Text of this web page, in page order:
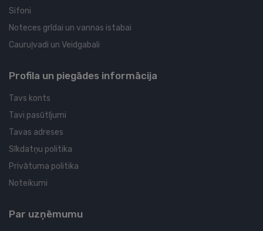
Sifoni
Noteces grīdai un vannas istabai
Cauruļvadi un Veidgabali
Profila un piegādes informācija
Tavs konts
Tavi pasūtījumi
Tavas adreses
Sīkdatņu politika
Privātuma politika
Noteikumi
Par uzņēmumu